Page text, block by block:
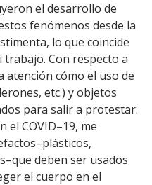
Funcionarias/os
Egresadas/os
el desarrollo de
fenómenos desde la
lo que coincide
Con respecto a
atención cómo el uso de
etc.) y objetos
para salir a protestar.
el COVID–19, me
deben ser usados
el cuerpo en el